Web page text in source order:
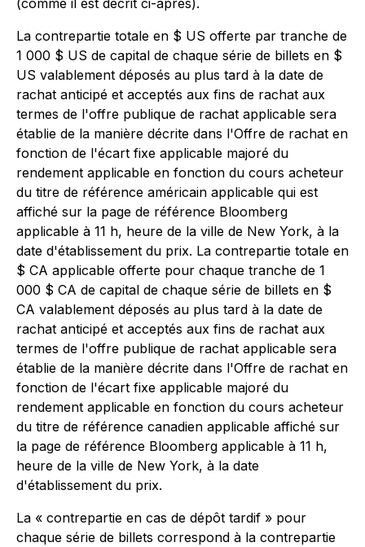
(comme il est décrit ci-après).
La contrepartie totale en $ US offerte par tranche de
1 000 $ US de capital de chaque série de billets en $
US valablement déposés au plus tard à la date de
rachat anticipé et acceptés aux fins de rachat aux
termes de l'offre publique de rachat applicable sera
établie de la manière décrite dans l'Offre de rachat en
fonction de l'écart fixe applicable majoré du
rendement applicable en fonction du cours acheteur
du titre de référence américain applicable qui est
affiché sur la page de référence Bloomberg
applicable à 11 h, heure de la ville de New York, à la
date d'établissement du prix. La contrepartie totale en
$ CA applicable offerte pour chaque tranche de 1
000 $ CA de capital de chaque série de billets en $
CA valablement déposés au plus tard à la date de
rachat anticipé et acceptés aux fins de rachat aux
termes de l'offre publique de rachat applicable sera
établie de la manière décrite dans l'Offre de rachat en
fonction de l'écart fixe applicable majoré du
rendement applicable en fonction du cours acheteur
du titre de référence canadien applicable affiché sur
la page de référence Bloomberg applicable à 11 h,
heure de la ville de New York, à la date
d'établissement du prix.
La « contrepartie en cas de dépôt tardif » pour
chaque série de billets correspond à la contrepartie